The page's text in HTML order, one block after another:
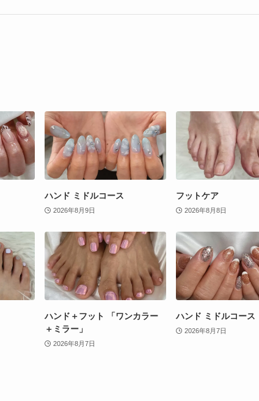
ハンド ミドルコース
2026年8月9日
フットケア
2026年8月8日
ハンド＋フット 「ワンカラー
＋ミラー」
2026年8月7日
ハンド ミドルコース
2026年8月7日